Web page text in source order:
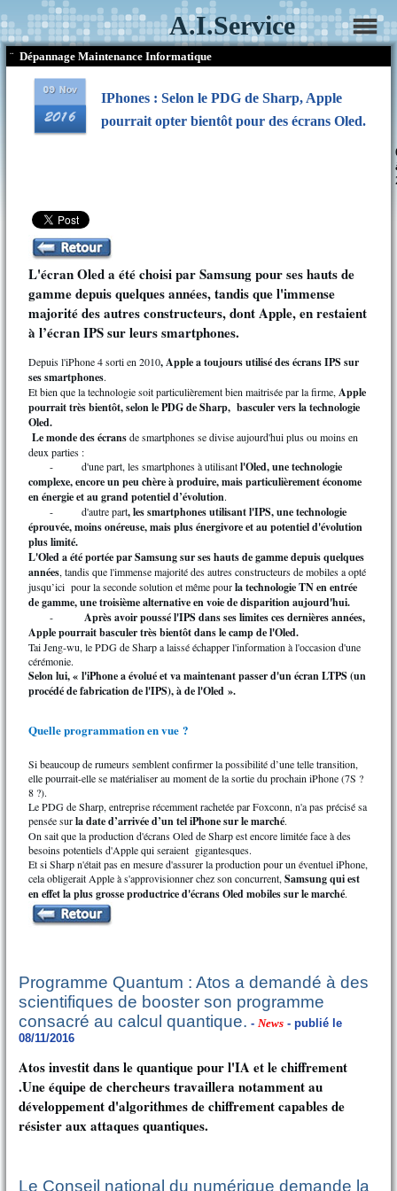
A.I.Service
¨ Dépannage Maintenance Informatique
IPhones : Selon le PDG de Sharp, Apple
pourrait opter bientôt pour des écrans Oled.
L'écran Oled a été choisi par Samsung pour ses hauts de
gamme depuis quelques années, tandis que l'immense
majorité des autres constructeurs, dont Apple, en restaient
à l’écran IPS sur leurs smartphones.
Depuis l'iPhone 4 sorti en 2010, Apple a toujours utilisé des écrans IPS sur
ses smartphones.
Et bien que la technologie soit particulièrement bien maitrisée par la firme, Apple
pourrait très bientôt,selon le PDG de Sharp, basculer vers la technologie
Oled.
Le monde des écransde smartphones se divise aujourd'hui plus ou moins en
deux parties :
- d'une part, les smartphones à utilisantl'Oled, une technologie
complexe, encore un peu chère à produire, maisparticulièrement économe
en énergie et au grand potentiel d’évolution.
- d'autre part, les smartphones utilisant l'IPS, une technologie
éprouvée, moins onéreuse, mais plus énergivore et au potentiel d'évolution
plus limité.
L'Oled a été portée par Samsung sur ses hauts de gamme depuis quelques
années, tandis que l'immense majorité des autres constructeurs de mobiles a opté
jusqu’ici pour la seconde solution et même pourla technologie TN en entrée
de gamme, une troisième alternative en voie de disparition aujourd'hui.
- Après avoir poussé l'IPS dans ses limites ces dernières années,
Apple pourrait basculer très bientôt dans le camp de l'Oled.
Tai Jeng-wu, le PDG de Sharp a laissé échapper l'information à l'occasion d'une
cérémonie.
Selon lui, « l'iPhone a évolué et va maintenant passer d'un écran LTPS (un
procédé de fabrication de l'IPS), à de l'Oled ».
Quelle programmation en vue ?
Si beaucoup de rumeurs semblent confirmer la possibilité d’une telle transition,
elle pourrait-elle se matérialiser au moment de la sortie du prochain iPhone (7S ?
8 ?).
Le PDG de Sharp, entreprise récemment rachetée par Foxconn, n'a pas précisé sa
pensée surla date d’arrivée d’un tel iPhone sur le marché.
On sait que la production d'écrans Oled de Sharp est encore limitée face à des
besoins potentiels d'Apple qui seraient gigantesques.
Et si Sharp n'était pas en mesure d'assurer la production pour un éventuel iPhone,
cela obligerait Apple à s'approvisionner chez son concurrent, Samsung qui est
en effet la plus grosse productrice d'écrans Oled mobiles sur le marché.
Programme Quantum : Atos a demandé à des
scientifiques de booster son programme
consacré au calcul quantique. - News - publié le
08/11/2016
Atos investit dans le quantique pour l'IA et le chiffrement
.Une équipe de chercheurs travaillera notamment au
développement d'algorithmes de chiffrement capables de
résister aux attaques quantiques.
Le Conseil national du numérique demande la